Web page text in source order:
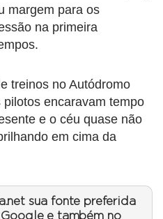
margem para os
na primeira
treinos no Autódromo
encaravam tempo
e o céu quase não
em cima da
sua fonte preferida
e também no